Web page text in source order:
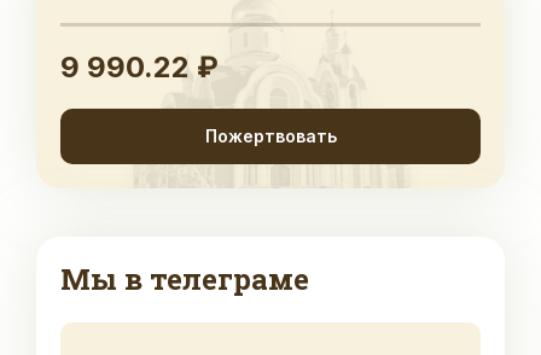
9 990.22 ₽
Пожертвовать
Мы в телеграме